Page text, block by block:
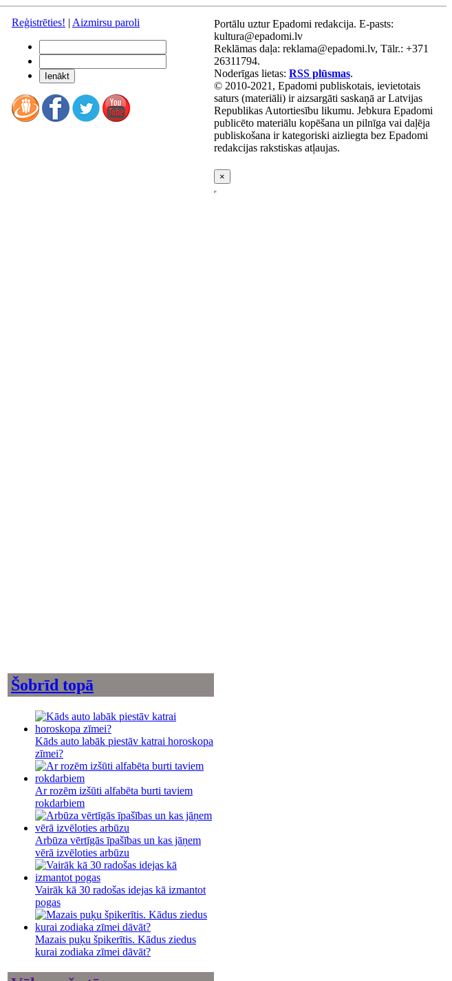
Reģistrēties! | Aizmirsu paroli
Šobrīd topā
Kāds auto labāk piestāv katrai horoskopa
zīmei?
Ar rozēm izšūti alfabēta burti taviem
rokdarbiem
Arbūza vērtīgās īpašības un kas jāņem
vērā izvēloties arbūzu
Vairāk kā 30 radošas idejas kā izmantot
pogas
Mazais puķu špikerītis. Kādus ziedus
kurai zodiaka zīmei dāvāt?
Portālu uztur Epadomi redakcija. E-pasts:
kultura@epadomi.lv
Reklāmas daļa: reklama@epadomi.lv, Tālr.: +371
26311794.
Noderīgas lietas: RSS plūsmas.
© 2010-2021, Epadomi publiskotais, ievietotais
saturs (materiāli) ir aizsargāti saskaņā ar Latvijas
Republikas Autortiesību likumu. Jebkura Epadomi
publicēto materiālu kopēšana un pilnīga vai daļēja
publiskošana ir kategoriski aizliegta bez Epadomi
redakcijas rakstiskas atļaujas.
×